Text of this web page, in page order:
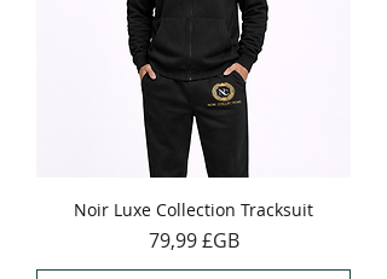
Noir Luxe Collection Tracksuit
Prix
79,99 £GB